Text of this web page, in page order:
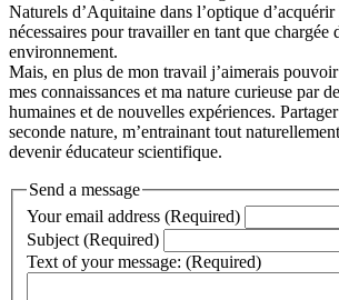
Naturels d’Aquitaine dans l’optique d’acquérir
nécessaires pour travailler en tant que chargée
environnement.
Mais, en plus de mon travail j’aimerais
mes connaissances et ma nature curieuse par
humaines et de nouvelles expériences.
seconde nature, m’entrainant tout
devenir éducateur scientifique.
Send a message
Your email address (Required)
Subject (Required)
Text of your message: (Required)